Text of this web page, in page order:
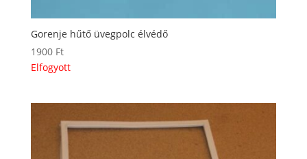
Gorenje hűtő üvegpolc élvédő
1900 Ft
Elfogyott